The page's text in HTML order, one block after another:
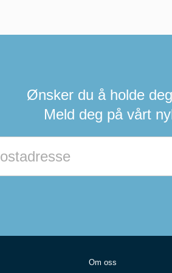
Ønsker du å holde
Meld deg på vårt
Om oss